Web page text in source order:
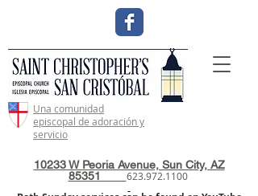
Una comunidad
episcopal de adoración y
servicio
10233 W Peoria Avenue, Sun City, AZ
85351 623.972.1100